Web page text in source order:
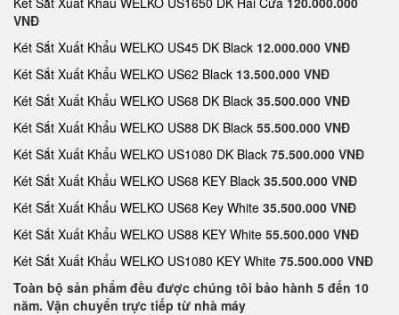
VNĐ
Két Sắt Xuất Khẩu WELKO US45 DK Black 12.000.000 VNĐ
Két Sắt Xuất Khẩu WELKO US62 Black 13.500.000 VNĐ
Két Sắt Xuất Khẩu WELKO US68 DK Black 35.500.000 VNĐ
Két Sắt Xuất Khẩu WELKO US88 DK Black 55.500.000 VNĐ
Két Sắt Xuất Khẩu WELKO US1080 DK Black 75.500.000 VNĐ
Két Sắt Xuất Khẩu WELKO US68 KEY Black 35.500.000 VNĐ
Két Sắt Xuất Khẩu WELKO US68 Key White 35.500.000 VNĐ
Két Sắt Xuất Khẩu WELKO US88 KEY White 55.500.000 VNĐ
Két Sắt Xuất Khẩu WELKO US1080 KEY White 75.500.000 VNĐ
Toàn bộ sản phẩm đều được chúng tôi bảo hành 5 đến 10
năm. Vận chuyển trực tiếp từ nhà máy